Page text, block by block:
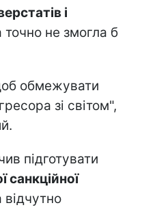
і
точно не змогла б
обмежувати
зі світом",
підготувати
санкційної